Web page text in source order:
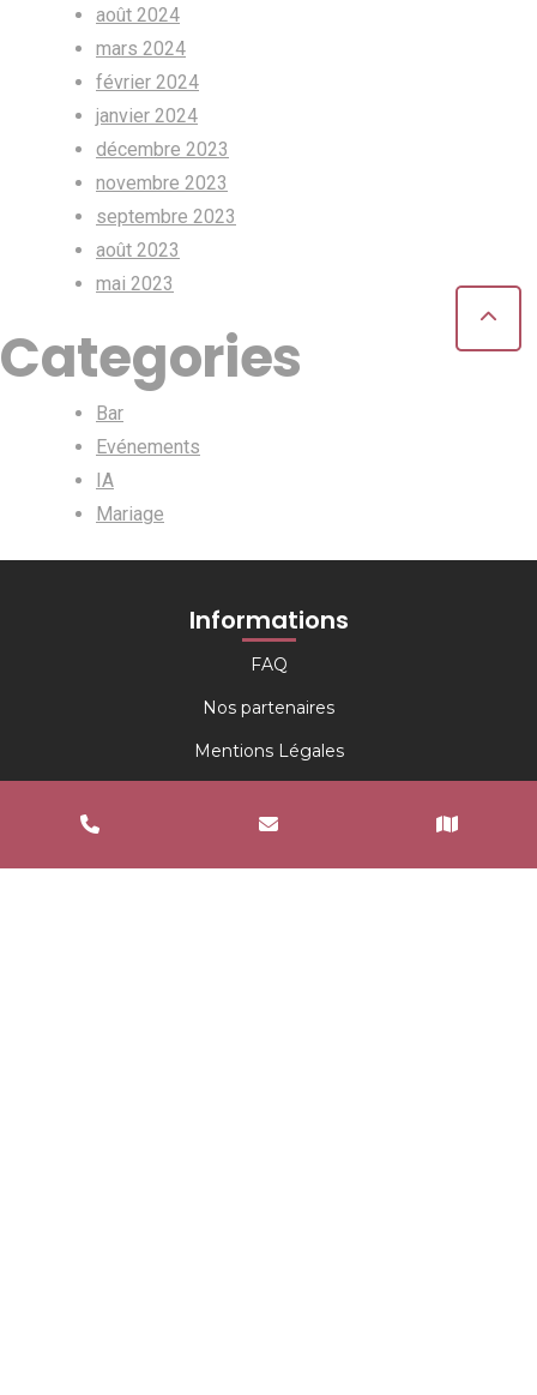
août 2024
mars 2024
février 2024
janvier 2024
décembre 2023
novembre 2023
septembre 2023
août 2023
mai 2023
Categories
Bar
Evénements
IA
Mariage
Informations
FAQ
Nos partenaires
Mentions Légales
Informations complémentaires